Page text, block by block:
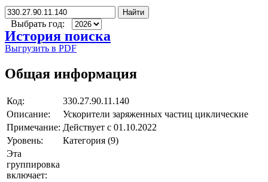
Найти
Выбрать год:
История поиска
Выгрузить в PDF
Общая информация
Код:
330.27.90.11.140
Описание:
Ускорители заряженных частиц циклические
Примечание: Действует с 01.10.2022
Уровень:
Категория (9)
Эта
группировка
включает: